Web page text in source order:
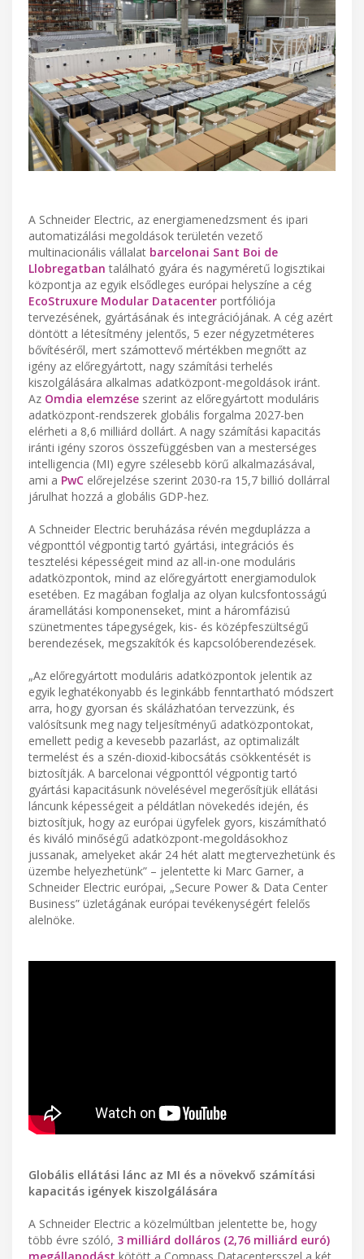
A Schneider Electric, az energiamenedzsment és ipari
automatizálási megoldások területén vezető
multinacionális vállalat barcelonai Sant Boi de
Llobregatban található gyára és nagyméretű logisztikai
központja az egyik elsődleges európai helyszíne a cég
EcoStruxure Modular Datacenter portfóliója
tervezésének, gyártásának és integrációjának. A cég azért
döntött a létesítmény jelentős, 5 ezer négyzetméteres
bővítéséről, mert számottevő mértékben megnőtt az
igény az előregyártott, nagy számítási terhelés
kiszolgálására alkalmas adatközpont-megoldások iránt.
Az Omdia elemzése szerint az előregyártott moduláris
adatközpont-rendszerek globális forgalma 2027-ben
elérheti a 8,6 milliárd dollárt. A nagy számítási kapacitás
iránti igény szoros összefüggésben van a mesterséges
intelligencia (MI) egyre szélesebb körű alkalmazásával,
ami a PwC előrejelzése szerint 2030-ra 15,7 billió dollárral
járulhat hozzá a globális GDP-hez.
A Schneider Electric beruházása révén megduplázza a
végponttól végpontig tartó gyártási, integrációs és
tesztelési képességeit mind az all-in-one moduláris
adatközpontok, mind az előregyártott energiamodulok
esetében. Ez magában foglalja az olyan kulcsfontosságú
áramellátási komponenseket, mint a háromfázisú
szünetmentes tápegységek, kis- és középfeszültségű
berendezések, megszakítók és kapcsolóberendezések.
„Az előregyártott moduláris adatközpontok jelentik az
egyik leghatékonyabb és leginkább fenntartható módszert
arra, hogy gyorsan és skálázhatóan tervezzünk, és
valósítsunk meg nagy teljesítményű adatközpontokat,
emellett pedig a kevesebb pazarlást, az optimalizált
termelést és a szén-dioxid-kibocsátás csökkentését is
biztosítják. A barcelonai végponttól végpontig tartó
gyártási kapacitásunk növelésével megerősítjük ellátási
láncunk képességeit a példátlan növekedés idején, és
biztosítjuk, hogy az európai ügyfelek gyors, kiszámítható
és kiváló minőségű adatközpont-megoldásokhoz
jussanak, amelyeket akár 24 hét alatt megtervezhetünk és
üzembe helyezhetünk” – jelentette ki Marc Garner, a
Schneider Electric európai, „Secure Power & Data Center
Business” üzletágának európai tevékenységért felelős
alelnöke.
Globális ellátási lánc az MI és a növekvő számítási
kapacitás igények kiszolgálására
A Schneider Electric a közelmúltban jelentette be, hogy
több évre szóló, 3 milliárd dolláros (2,76 milliárd euró)